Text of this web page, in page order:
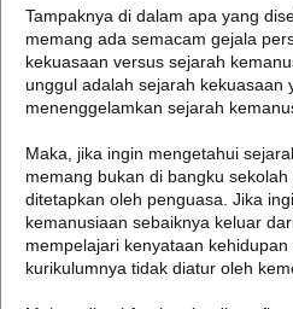
Tampaknya di dalam apa yang
memang ada semacam gejala
kekuasaan versus sejarah
unggul adalah sejarah kekuasaan
menenggelamkan sejarah
Maka, jika ingin mengetahui
memang bukan di bangku
ditetapkan oleh penguasa. Jika
kemanusiaan sebaiknya keluar
mempelajari kenyataan
kurikulumnya tidak diatur oleh